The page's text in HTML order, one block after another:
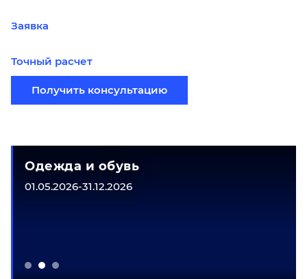
Заявка
Точный расчет
Получить консультацию
Одежда и обувь
01.05.2026-31.12.2026